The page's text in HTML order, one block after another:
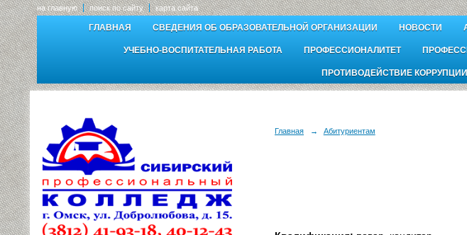
на главную поиск по сайту карта сайта
ГЛАВНАЯ СВЕДЕНИЯ ОБ ОБРАЗОВАТЕЛЬНОЙ ОРГАНИЗАЦИИ НОВОСТИ
УЧЕБНО-ВОСПИТАТЕЛЬНАЯ РАБОТА ПРОФЕССИОНАЛИТЕТ
ПРОТИВОДЕЙСТВИЕ КОРРУПЦИИ
Главная → Абитуриентам